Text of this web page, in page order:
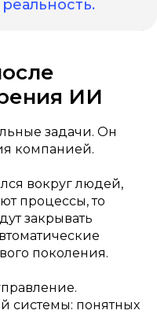
ИИ
задачи. Он
компанией.
вокруг людей,
процессы, то
закрывать
поколения.
системы: понятных